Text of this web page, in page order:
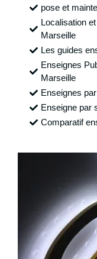
pose et
Localisation
Marseille
Les guides
Enseignes
Marseille
Enseignes
Enseigne par
Comparatif